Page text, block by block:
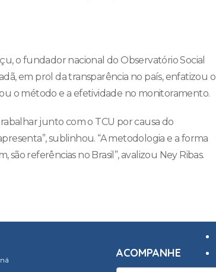
o fundador nacional do Observatório Social
em prol da transparência no país, enfatizou o
o método e a efetividade no monitoramento.
junto com o TCU por causa do
sublinhou. “A metodologia e a forma
referências no Brasil”, avalizou Ney Ribas.
ACOMPANHE